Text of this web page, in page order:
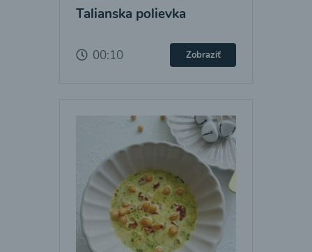
Talianska polievka
00:10 Zobraziť